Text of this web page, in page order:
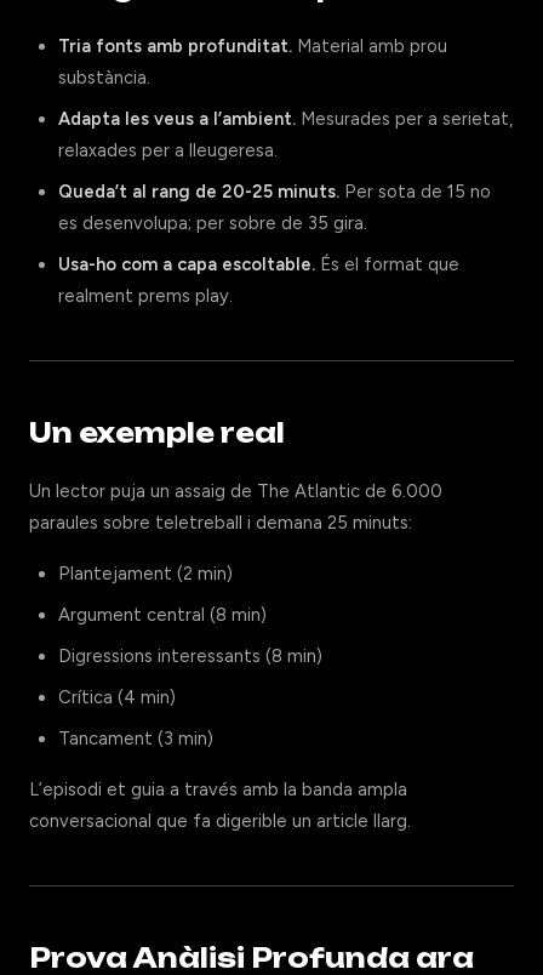
Tria fonts amb profunditat. Material amb prou
substància.
Adapta les veus a l’ambient. Mesurades per a serietat,
relaxades per a lleugeresa.
Queda’t al rang de 20-25 minuts. Per sota de 15 no
es desenvolupa; per sobre de 35 gira.
Usa-ho com a capa escoltable. És el format que
realment prems play.
Un exemple real
Un lector puja un assaig de The Atlantic de 6.000
paraules sobre teletreball i demana 25 minuts:
Plantejament (2 min)
Argument central (8 min)
Digressions interessants (8 min)
Crítica (4 min)
Tancament (3 min)
L’episodi et guia a través amb la banda ampla
conversacional que fa digerible un article llarg.
Prova Anàlisi Profunda ara